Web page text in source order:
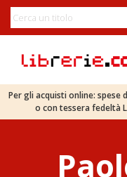
Per gli acquisti online: spese
o con tessera fedeltà